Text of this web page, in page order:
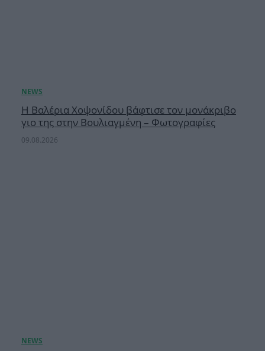
H Βαλέρια Χοψονίδου βάφτισε τον μονάκριβο
γιο της στην Βουλιαγμένη – Φωτογραφίες
09.08.2026